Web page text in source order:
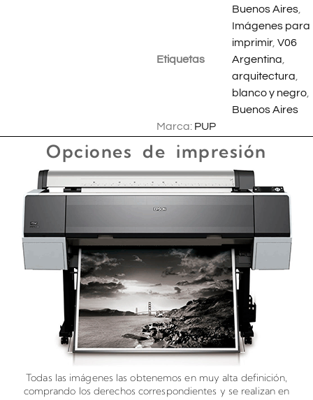
Buenos Aires
Imágenes para
imprimir, V06
Etiquetas
Argentina
arquitectura
blanco y negro
Buenos Aires
Marca: PUP
Opciones de impresión
Todas las imágenes las obtenemos en muy alta definición,
comprando los derechos correspondientes y se realizan en